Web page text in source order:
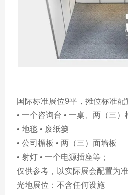
国际标准展位9平，摊位标准配
• 一个咨询台 • 一桌、两（三）
• 地毯 • 废纸篓
• 公司楣板 • 两（三）面墙板
• 射灯 • 一个电源插座等；
仅供参考，以实际展会配置为准
光地展位：不含任何设施